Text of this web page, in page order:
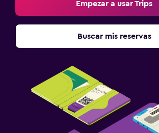
Gimnasio
Tenis
Empezar a usar Trips
Buscar mis reservas